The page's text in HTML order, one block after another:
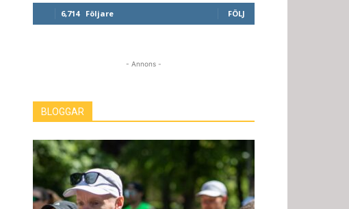
6,714 Följare FÖLJ
- Annons -
BLOGGAR